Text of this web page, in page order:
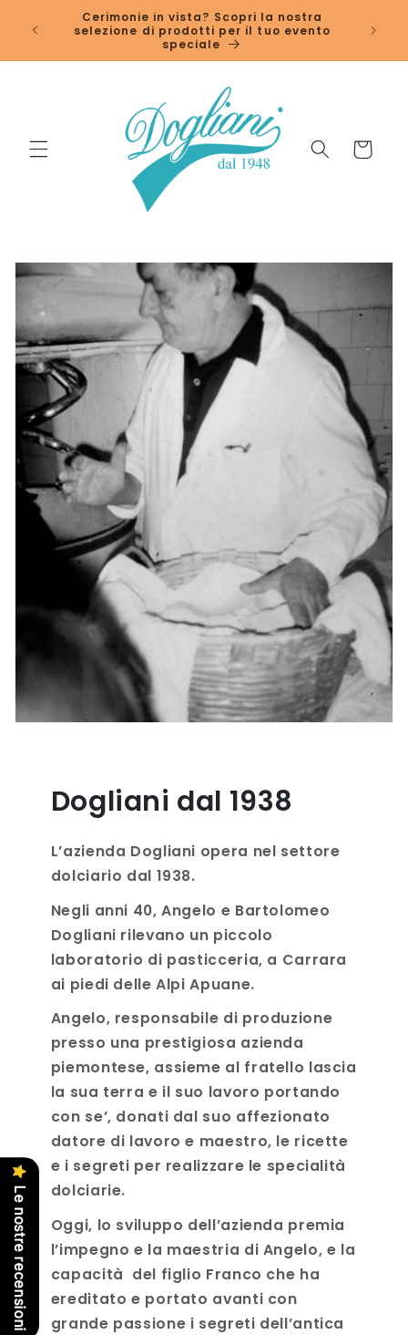
Skip to content
Skip to menu
Skip to footer
Open Accessibility Widget
direttamente
ai contenuti
Cerimonie in vista? Scopri la nostra
selezione di prodotti per il tuo evento
speciale
Carrello
Dogliani dal 1938
L’azienda Dogliani opera nel settore
dolciario dal 1938.
Negli anni 40, Angelo e Bartolomeo
Dogliani rilevano un piccolo
laboratorio di pasticceria, a Carrara
ai piedi delle Alpi Apuane.
Angelo, responsabile di produzione
presso una prestigiosa azienda
piemontese, assieme al fratello lascia
la sua terra e il suo lavoro portando
con se’, donati dal suo affezionato
datore di lavoro e maestro, le ricette
e i segreti per realizzare le specialità
dolciarie.
Oggi, lo sviluppo dell’azienda premia
l’impegno e la maestria di Angelo, e la
capacità del figlio Franco che ha
ereditato e portato avanti con
grande passione i segreti dell’antica
Le nostre recensioni